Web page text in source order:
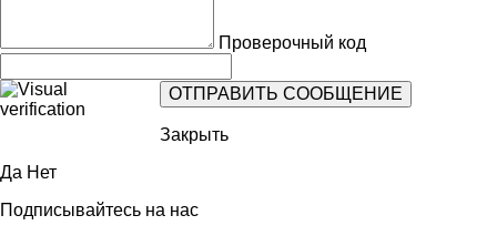
Проверочный код
Закрыть
Да Нет
Подписывайтесь на нас